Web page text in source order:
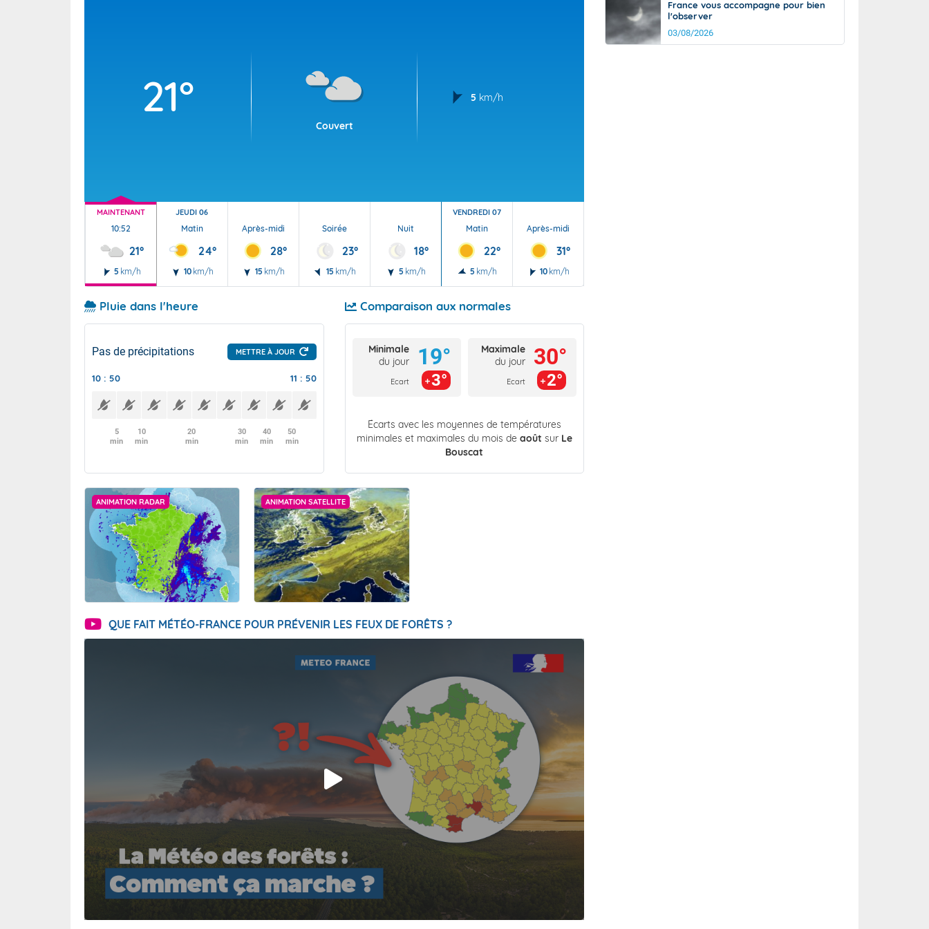
21°
Couvert
5 km/h
MAINTENANT
10:52
21°
5 km/h
JEUDI 06
Matin
24°
10 km/h
Après-midi
28°
15 km/h
Soirée
23°
15 km/h
Nuit
18°
5 km/h
VENDREDI 07
Matin
22°
5 km/h
Après-midi
31°
10 km/h
Pluie dans l'heure
Pas de précipitations METTRE À JOUR
10 : 50 11 : 50
5
min
10
min
20
min
30
min
40
min
50
min
Comparaison aux normales
Minimale
du jour
Ecart
19°
3°
Maximale
du jour
Ecart
30°
2°
Écarts avec les moyennes de températures
minimales et maximales du mois de août sur Le
Bouscat
ANIMATION RADAR ANIMATION SATELLITE
QUE FAIT MÉTÉO-FRANCE POUR PRÉVENIR LES FEUX DE FORÊTS ?
France vous accompagne pour bien
l'observer
03/08/2026